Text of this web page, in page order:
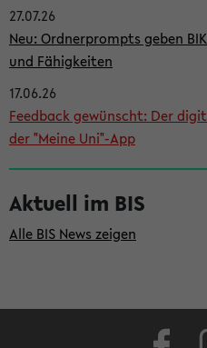
e
n
l
e
i
s
t
e
27.07.26
Neu: Ordnerprompts geben
und Fähigkeiten
17.06.26
Feedback gewünscht: Der
der "Meine Uni"-App
Aktuell im BIS
Alle BIS News zeigen